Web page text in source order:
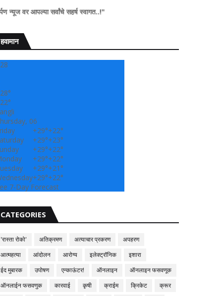
सर्वांचे सहर्ष स्वागत..!"
हवामान
28
28°
22°
06
+29°+22°
+29°+23°
+29°+22°
+29°+22°
+29°+21°
+29°+22°
7-Day Forecast
CATEGORIES
'रास्ता रोको' अतिक्रमण अत्याचार प्रकरण
अपहरण
आत्महत्या
आंदोलन आरोग्य इलेक्ट्रॉनिक
इशारा
ईद मुबारक
उपोषण एन्काऊंटर! ऑनलाइन
ऑनलाइन फसवणूक
ऑनलाईन फसवणुक
कारवाई कृषी क्राईम क्रिकेट
क्रूर